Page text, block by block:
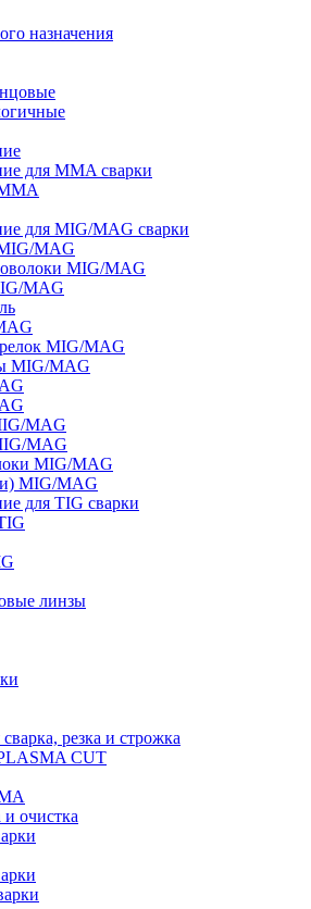
назначения
для MMA сварки
для MIG/MAG сварки
MAG
MIG/MAG
MAG
MIG/MAG
MIG/MAG
MAG
MAG
MIG/MAG
MIG/MAG
для TIG сварки
линзы
резка и строжка
CUT
и очистка